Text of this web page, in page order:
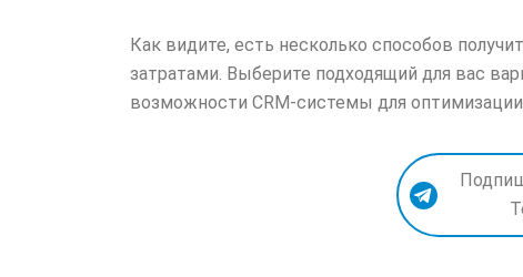
Как видите, есть несколько способов
затратами. Выберите подходящий для вас
возможности CRM-системы для